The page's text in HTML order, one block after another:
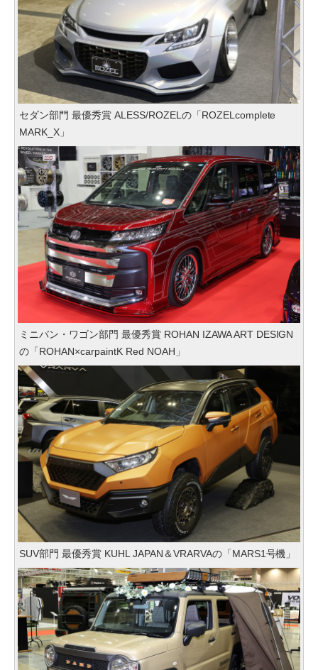
セダン部門 最優秀賞 ALESS/ROZELの「ROZELcomplete
MARK_X」
ミニバン・ワゴン部門 最優秀賞 ROHAN IZAWA ART DESIGN
の「ROHAN×carpaintK Red NOAH」
SUV部門 最優秀賞 KUHL JAPAN＆VRARVAの「MARS1号機」